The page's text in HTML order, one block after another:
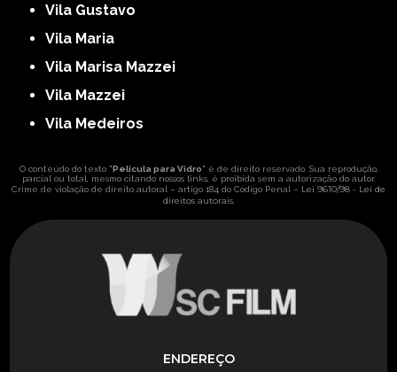
Vila Gustavo
Vila Maria
Vila Marisa Mazzei
Vila Mazzei
Vila Medeiros
O conteúdo do texto "Película para Vidro" é de direito reservado. Sua reprodução,
parcial ou total, mesmo citando nossos links, é proibida sem a autorização do autor.
Crime de violação de direito autoral – artigo 184 do Código Penal – Lei 9610/98 - Lei de
direitos autorais.
ENDEREÇO